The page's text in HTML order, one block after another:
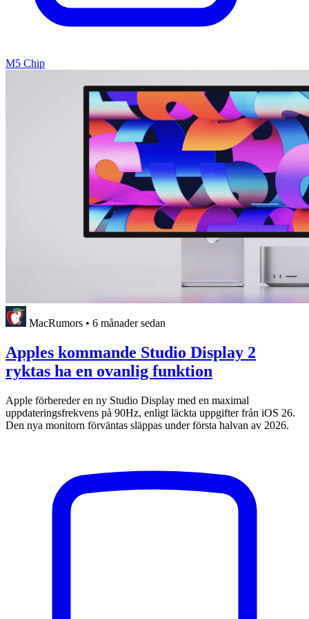
M5 Chip
MacRumors • 6 månader sedan
Apples kommande Studio Display 2
ryktas ha en ovanlig funktion
Apple förbereder en ny Studio Display med en maximal
uppdateringsfrekvens på 90Hz, enligt läckta uppgifter från iOS 26.
Den nya monitorn förväntas släppas under första halvan av 2026.